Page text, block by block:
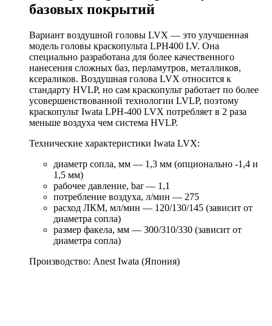
базовых покрытий
Вариант воздушной головы LVX — это улучшенная
модель головы краскопульта LPH400 LV. Она
специально разработана для более качественного
нанесения сложных баз, перламутров, металликов,
ксераликов. Воздушная голова LVX относится к
стандарту HVLP, но сам краскопульт работает по более
усовершенствованной технологии LVLP, поэтому
краскопульт Iwata LPH-400 LVX потребляет в 2 раза
меньше воздуха чем система HVLP.
Технические характеристики Iwata LVX:
диаметр сопла, мм — 1,3 мм (опционально -1,4 и
1,5 мм)
рабочее давление, bar — 1,1
потребление воздуха, л/мин — 275
расход ЛКМ, мл/мин — 120/130/145 (зависит от
диаметра сопла)
размер факела, мм — 300/310/330 (зависит от
диаметра сопла)
Производство: Anest Iwata (Япония)